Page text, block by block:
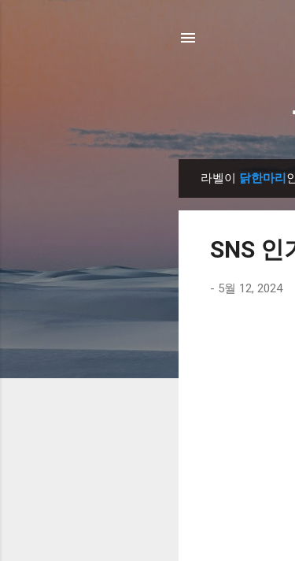
라벨이 닭한마리
SNS 인
- 5월 12, 2024